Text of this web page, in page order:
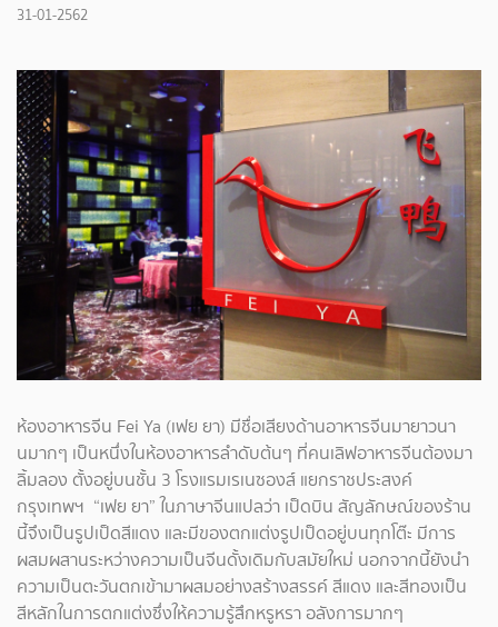
31-01-2562
ห้องอาหารจีน Fei Ya (เฟย ยา) มีชื่อเสียงด้านอาหารจีนมายาวนา
นมากๆ เป็นหนึ่งในห้องอาหารลำดับต้นๆ ที่คนเลิฟอาหารจีนต้องมา
ลิ้มลอง ตั้งอยู่บนชั้น 3 โรงแรมเรเนซองส์ แยกราชประสงค์
กรุงเทพฯ “เฟย ยา” ในภาษาจีนแปลว่า เป็ดบิน สัญลักษณ์ของร้าน
นี้จึงเป็นรูปเป็ดสีแดง และมีของตกแต่งรูปเป็ดอยู่บนทุกโต๊ะ มีการ
ผสมผสานระหว่างความเป็นจีนดั้งเดิมกับสมัยใหม่ นอกจากนี้ยังนำ
ความเป็นตะวันตกเข้ามาผสมอย่างสร้างสรรค์ สีแดง และสีทองเป็น
สีหลักในการตกแต่งซึ่งให้ความรู้สึกหรูหรา อลังการมากๆ